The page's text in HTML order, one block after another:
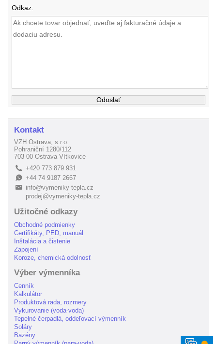
Odkaz:
Kontakt
VZH Ostrava, s.r.o.
Pohraniční 1280/112
703 00 Ostrava-Vítkovice
L +420 773 879 931
E+44 74 9187 2667
B
info@vymeniky-tepla.cz
prodej@vymeniky-tepla.cz
Užitočné odkazy
Obchodné podmienky
Certifikáty, PED, manuál
Inštalácia a čistenie
Zapojení
Koroze, chemická odolnosť
Výber výmenníka
Cenník
Kalkulátor
Produktová rada, rozmery
Vykurovanie (voda-voda)
Tepelné čerpadlá, oddeľovací výmenník
Soláry
Bazény